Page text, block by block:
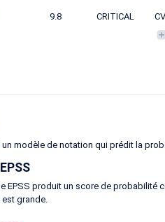
9.8 CRITICAL
un modèle de notation qui prédit la
EPSS produit un score de probabilité
grande.